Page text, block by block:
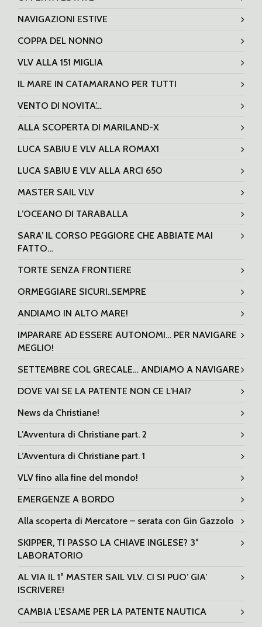
NAVIGAZIONI ESTIVE
COPPA DEL NONNO
VLV ALLA 151 MIGLIA
IL MARE IN CATAMARANO PER TUTTI
VENTO DI NOVITA’…
ALLA SCOPERTA DI MARILAND-X
LUCA SABIU E VLV ALLA ROMAX1
LUCA SABIU E VLV ALLA ARCI 650
MASTER SAIL VLV
L’OCEANO DI TARABALLA
SARA’ IL CORSO PEGGIORE CHE ABBIATE MAI
FATTO…
TORTE SENZA FRONTIERE
ORMEGGIARE SICURI..SEMPRE
ANDIAMO IN ALTO MARE!
IMPARARE AD ESSERE AUTONOMI… PER NAVIGARE
MEGLIO!
SETTEMBRE COL GRECALE… ANDIAMO A NAVIGARE
DOVE VAI SE LA PATENTE NON CE L’HAI?
News da Christiane!
L’Avventura di Christiane part. 2
L’Avventura di Christiane part. 1
VLV fino alla fine del mondo!
EMERGENZE A BORDO
Alla scoperta di Mercatore – serata con Gin Gazzolo
SKIPPER, TI PASSO LA CHIAVE INGLESE? 3°
LABORATORIO
AL VIA IL 1° MASTER SAIL VLV. CI SI PUO’ GIA’
ISCRIVERE!
CAMBIA L’ESAME PER LA PATENTE NAUTICA